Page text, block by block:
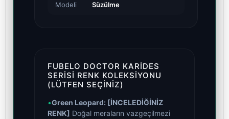
Modeli
Süzülme
FUBELO DOCTOR KARIDES
SERISI RENK KOLEKSIYONU
(LÜTFEN SEÇINIZ)
•Green Leopard: [İNCELEDİĞİNİZ
RENK] Doğal meraların vazgeçilmezi